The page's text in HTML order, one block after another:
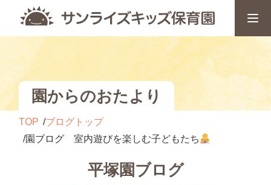
園からのおたより
TOP
ブログトップ
園ブログ 室内遊びを楽しむ子どもたち
平塚園ブログ